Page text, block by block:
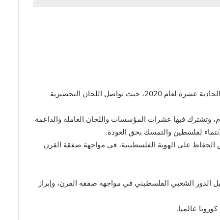
تستعد الحملة الدولية للحفاظ على الهوية الفلسطينية “انتماء” بالشراكة مع المؤتمر الشعبي لفلسطينيي الخارج، لإطلاق الحملة بنسختها الحادية عشرة لعام 2020، حيث تواصل اللجان التحضيرية
بدأت منذ العام 2010 وتستمر طوال شهر أيار من كل عام، وتشترك فيها عشرات المؤسسات واللجان العاملة والداعمة
لفلسطين والتمسك بحق العودة.
الحفاظ على الهوية الفلسطينية، في مواجهة صفقة القرن
الدور الشعبي الفلسطيني في مواجهة صفقة القرن، وإبراز
عالميا.